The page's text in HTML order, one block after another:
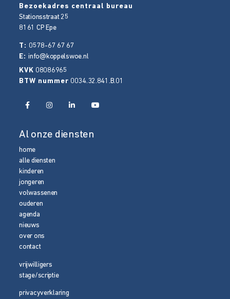
Bezoekadres centraal bureau
Stationsstraat 25
8161 CP Epe
T: 0578-67 67 67
E:info@koppelswoe.nl
KVK 08086965
BTW nummer 0034.32.841.B.01
Al onze diensten
home
alle diensten
kinderen
jongeren
volwassenen
ouderen
agenda
nieuws
over ons
contact
vrijwilligers
stage/scriptie
privacyverklaring